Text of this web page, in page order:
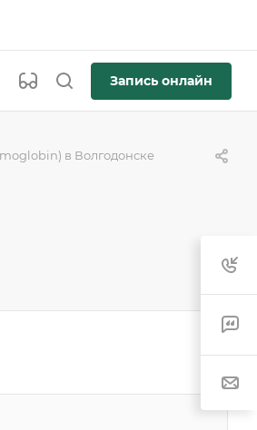
Запись онлайн
в Волгодонске